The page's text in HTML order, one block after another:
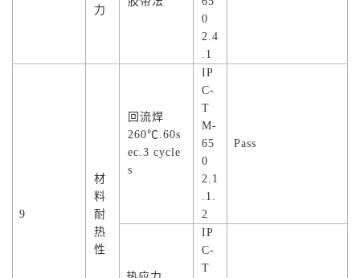
力
0
2.4
.1
9
材
料
耐
热
性
回流焊
260℃.60s
ec.3 cycle
s
IP
C-
T
M-
65
0
2.1
.1.
2
Pass
IP
C-
T